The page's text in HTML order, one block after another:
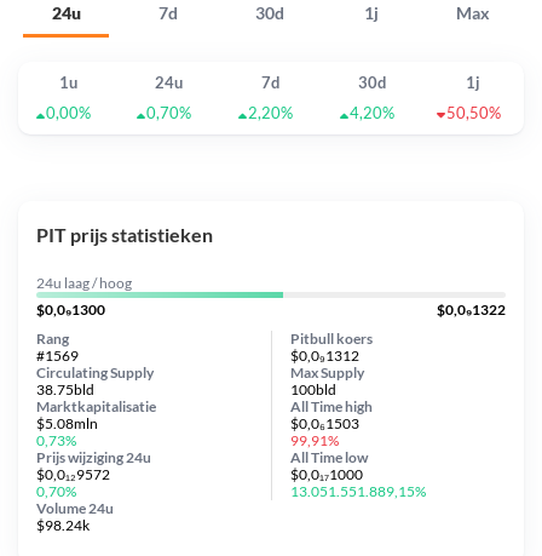
24u 7d 30d 1j Max
1u 24u 7d 30d
1j
0,00%
0,70% 2,20% 4,20% 50,50%
PIT prijs statistieken
24u laag / hoog
$0,0₉1300
$0,0₉1322
Pitbull koers
$0,0₉1312
Circulating Supply
38.75bld
Prijs wijziging 24u
$0,0₁₂9572
0,70%
Max Supply
100bld
Marktkapitalisatie
$5.08mln
0,73%
Volume 24u
$98.24k
Rang
#1569
All Timehigh
$0,0₆1503
99,91%
All Time low
$0,0₁₇1000
13.051.551.889,15%